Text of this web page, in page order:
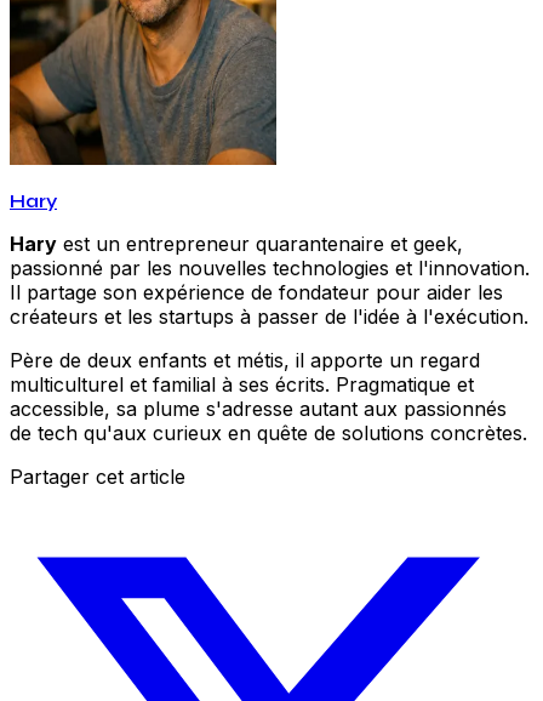
Hary
Hary est un entrepreneur quarantenaire et geek,
passionné par les nouvelles technologies et l'innovation.
Il partage son expérience de fondateur pour aider les
créateurs et les startups à passer de l'idée à l'exécution.
Père de deux enfants et métis, il apporte un regard
multiculturel et familial à ses écrits. Pragmatique et
accessible, sa plume s'adresse autant aux passionnés
de tech qu'aux curieux en quête de solutions concrètes.
Partager cet article